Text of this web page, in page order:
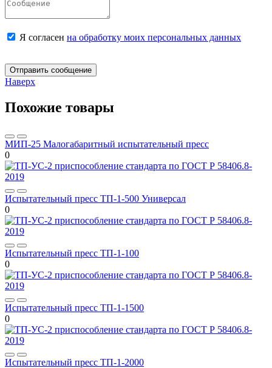
Я согласен на обработку моих персональных данных
Отправить сообщение
Наверх
Похожие товары
МИП-25 Малогабаритный испытательный пресс
0
Испытательный пресс ТП-1-500 Универсал
0
Испытательный пресс ТП-1-100
0
Испытательный пресс ТП-1-1500
0
Испытательный пресс ТП-1-2000